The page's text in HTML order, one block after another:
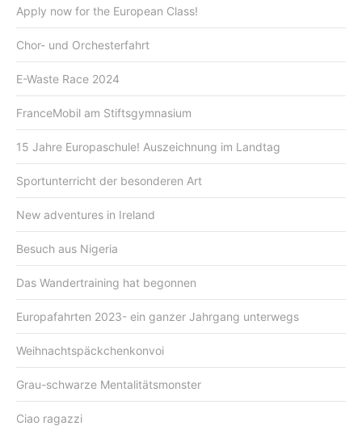
Apply now for the European Class!
Chor- und Orchesterfahrt
E-Waste Race 2024
FranceMobil am Stiftsgymnasium
15 Jahre Europaschule! Auszeichnung im Landtag
Sportunterricht der besonderen Art
New adventures in Ireland
Besuch aus Nigeria
Das Wandertraining hat begonnen
Europafahrten 2023- ein ganzer Jahrgang unterwegs
Weihnachtspäckchenkonvoi
Grau-schwarze Mentalitätsmonster
Ciao ragazzi